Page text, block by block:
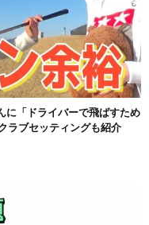
に「ドライバーで飛ばすため
ラブセッティングも紹介